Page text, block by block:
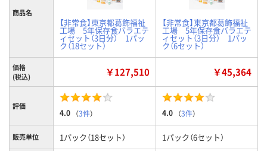
商品名
【非常食】東京都葛飾福祉
工場 5年保存食バラエテ
ィセット（3日分） 1パッ
ク（18セット）
【非常食】東京都葛飾福祉
工場 5年保存食バラエテ
ィセット（3日分） 1パッ
ク（6セット）
価格
(税込)
￥127,510 ￥45,364
評価
4.0 （3件） 4.0 （3件）
販売単位 1パック（18セット） 1パック（6セット）